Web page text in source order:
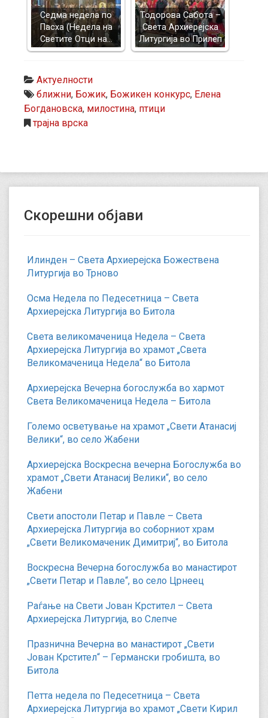
Седма недела по
Пасха (Недела на
Светите Отци на…
Тодорова Сабота –
Света Архиерејска
Литургија во Прилеп
Актуелности
ближни, Божик, Божикен конкурс, Елена
Богдановска, милостина, птици
трајна врска
Скорешни објави
Илинден – Света Архиерејска Божествена
Литургија во Трново
Осма Недела по Педесетница – Света
Архиерејска Литургија во Битола
Света великомаченица Недела – Света
Архиерејска Литургија во храмот „Света
Великомаченица Недела“ во Битола
Архиерејска Вечерна богослужба во хармот
Света Великомаченица Недела – Битола
Големо осветување на храмот „Свети Атанасиј
Велики“, во село Жабени
Архиерејска Воскресна вечерна Богослужба во
храмот „Свети Атанасиј Велики“, во село
Жабени
Свети апостоли Петар и Павле – Света
Архиерејска Литургија во соборниот храм
„Свети Великомаченик Димитриј“, во Битола
Воскресна Вечерна богослужба во манастирот
„Свети Петар и Павле“, во село Црнеец
Раѓање на Свети Јован Крстител – Света
Архиерејска Литургија, во Слепче
Празнична Вечерна во манастирот „Свети
Јован Крстител“ – Германски гробишта, во
Битола
Петта недела по Педесетница – Света
Архиерејска Литургија во храмот „Свети Кирил